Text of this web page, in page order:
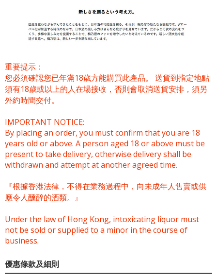
重要提示：
您必須確認您已年滿18歲方能購買此產品。 送貨到指定地點
須有18歲或以上的人在場接收，否則會取消送貨安排，須另
外約時間交付。
IMPORTANT NOTICE:
By placing an order, you must confirm that you are 18
years old or above. A person aged 18 or above must be
present to take delivery, otherwise delivery shall be
withdrawn and attempt at another agreed time.
『根據香港法律，不得在業務過程中，向未成年人售賣或供
應令人醺醉的酒類。』
Under the law of Hong Kong, intoxicating liquor must
not be sold or supplied to a minor in the course of
business.
優惠條款及細則